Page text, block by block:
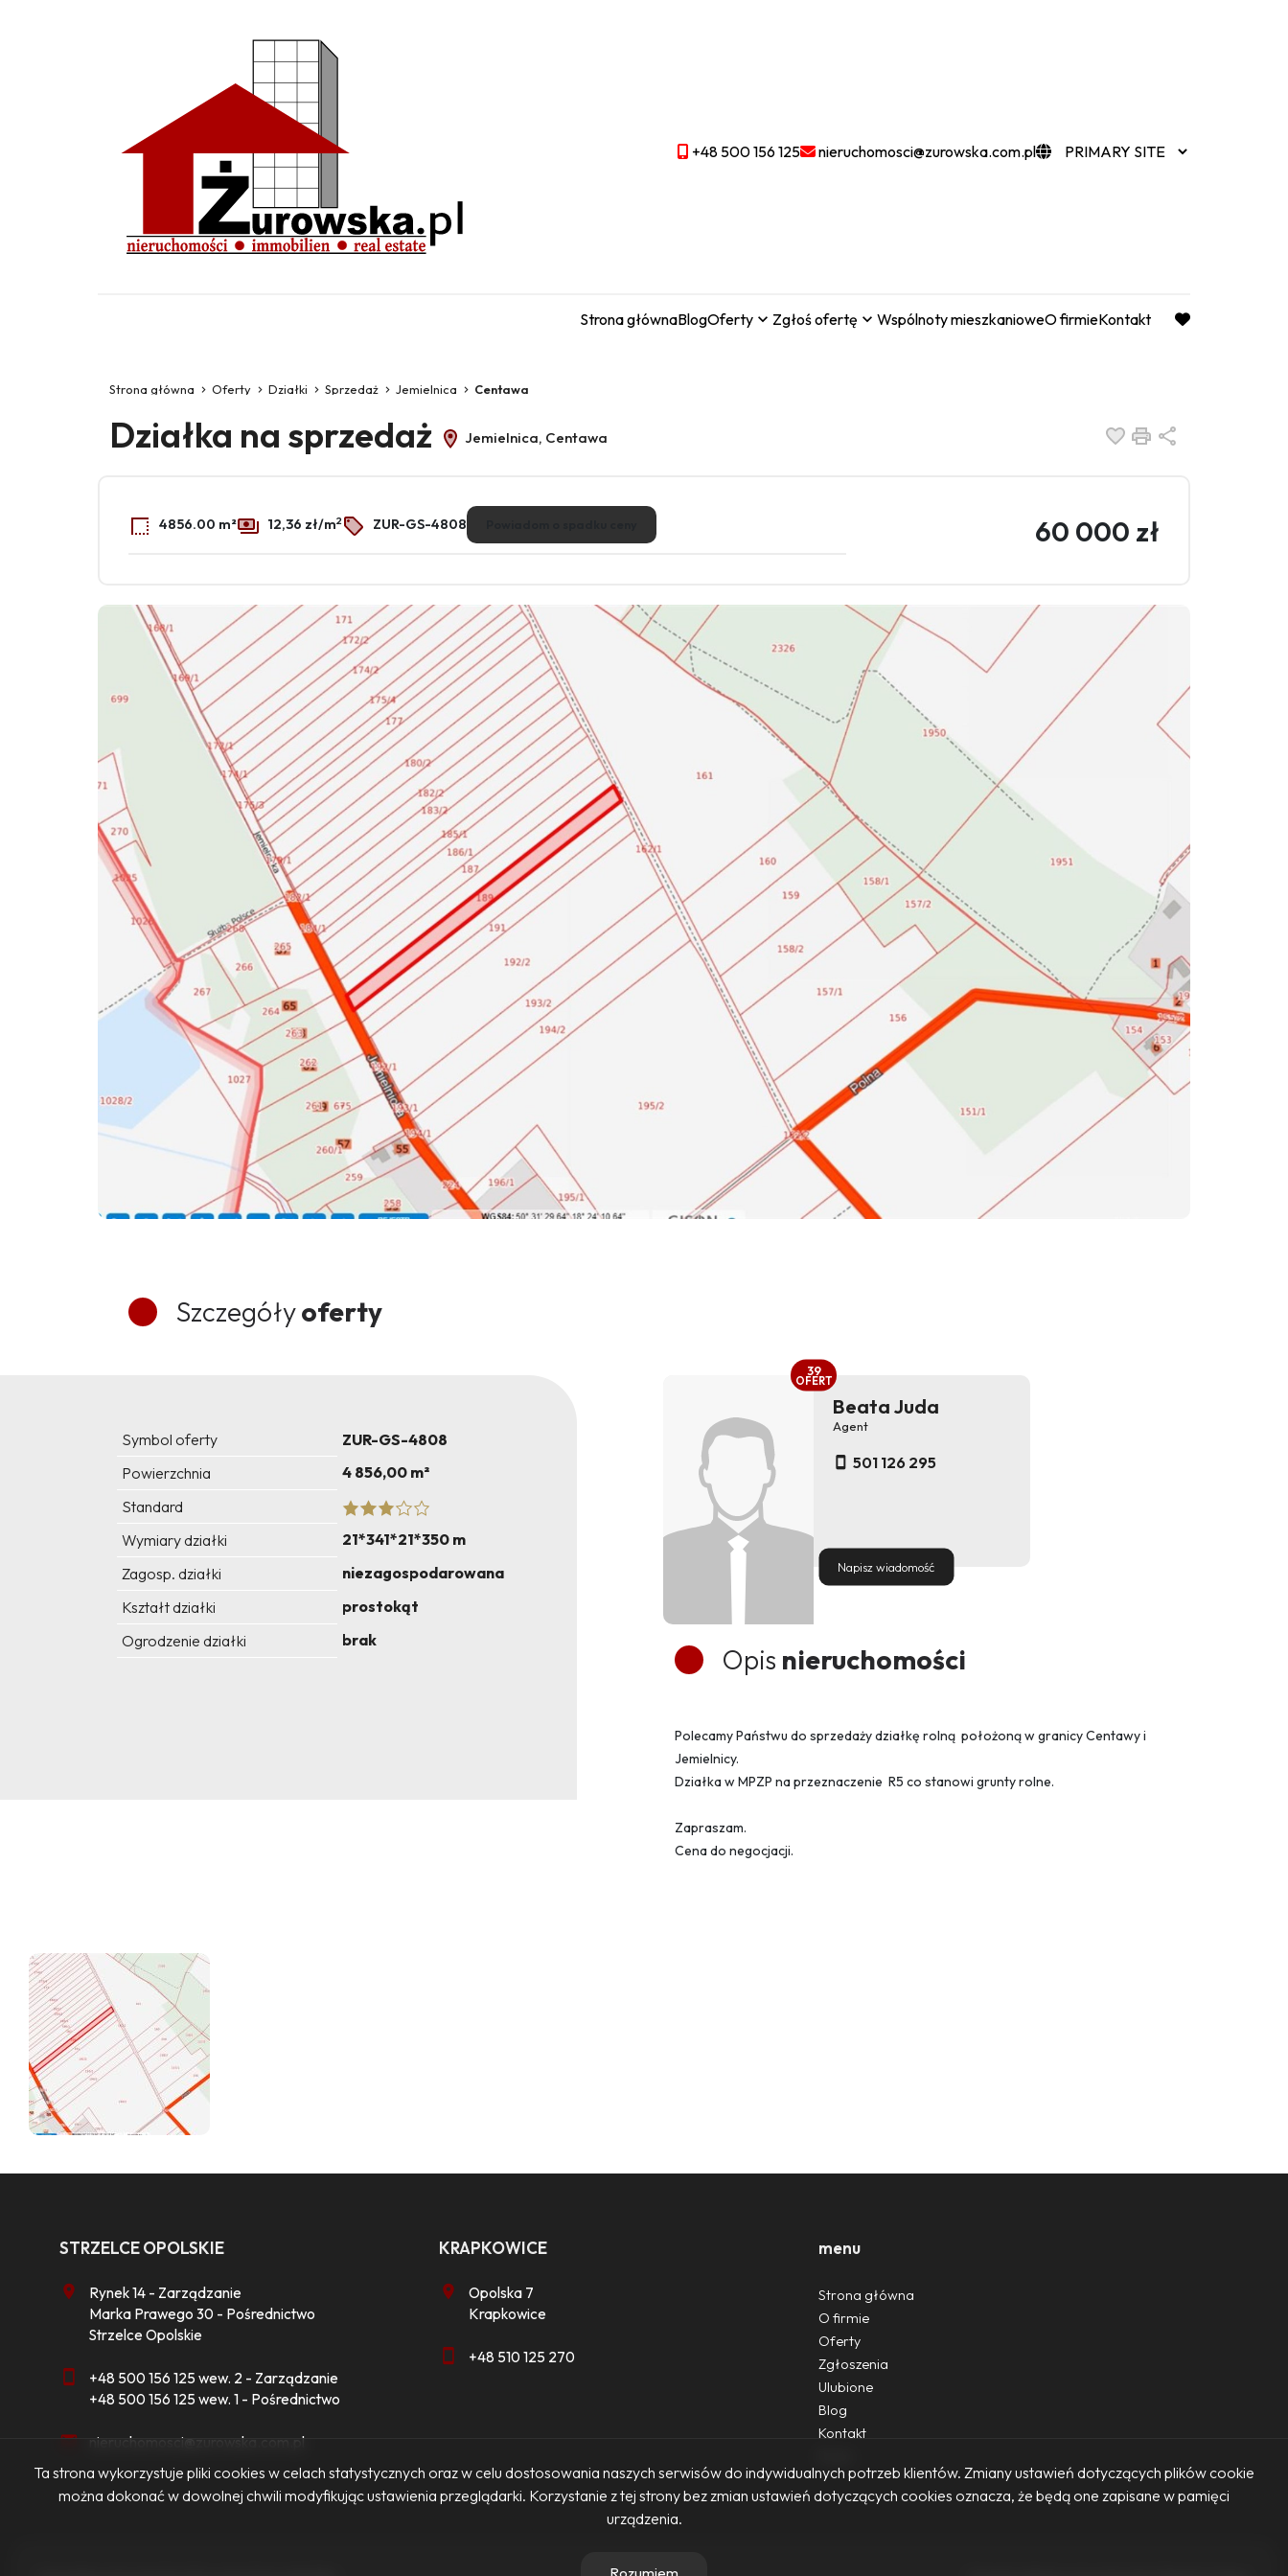
+48 500 156 125 nieruchomosci@zurowska.com.pl
Strona głównaBlogOferty Zgłoś ofertę Wspólnoty mieszkanioweO firmieKontakt
favorite
Strona główna Oferty Działki Sprzedaż Jemielnica Centawa
Działka na sprzedaż Jemielnica, Centawa Dodaj do ulubionych
Drukuj
4856.00 m² 12,36 zł/m2 ZUR-GS-4808 60 000 zł
Szczegółyoferty
Symbol oferty
ZUR-GS-4808
Powierzchnia
4 856,00 m²
Standard
Wymiary działki
21*341*21*350 m
Zagosp. działki
niezagospodarowana
Kształt działki
prostokąt
Ogrodzenie działki
brak
Beata Juda
Agent
501 126 295
Napisz wiadomość
39
OFERT
Opis nieruchomości
Polecamy Państwu do sprzedaży działkę rolną położoną w granicy Centawy i
Jemielnicy.
Działka w MPZP na przeznaczenie R5 co stanowi grunty rolne.
Zapraszam.
Cena do negocjacji.
STRZELCE OPOLSKIE
Rynek 14 - Zarządzanie
Marka Prawego 30 - Pośrednictwo
Strzelce Opolskie
+48 500 156 125 wew. 2 - Zarządzanie
+48 500 156 125 wew. 1 - Pośrednictwo
nieruchomosci@zurowska.com.pl
KRAPKOWICE
Opolska 7
Krapkowice
+48 510 125 270
menu
Strona główna
O firmie
Oferty
Zgłoszenia
Ulubione
Blog
Kontakt
Ta strona wykorzystuje pliki cookies w celach statystycznych oraz w celu dostosowania naszych serwisów do indywidualnych potrzeb klientów. Zmiany ustawień dotyczących plików cookie
można dokonać w dowolnej chwili modyfikując ustawienia przeglądarki. Korzystanie z tej strony bez zmian ustawień dotyczących cookies oznacza, że będą one zapisane w pamięci
urządzenia.